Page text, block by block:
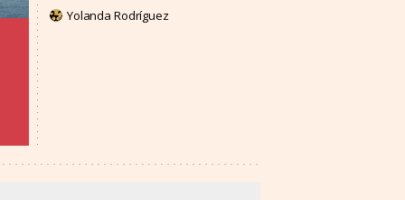
Yolanda Rodríguez